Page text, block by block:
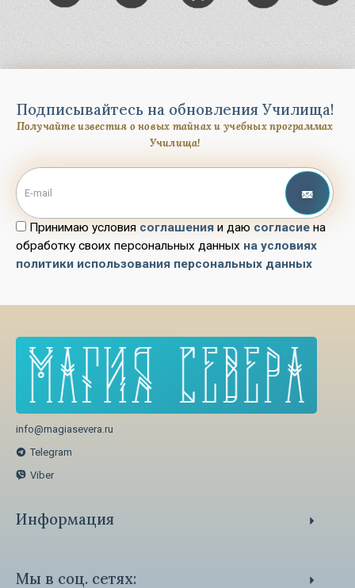
Подписывайтесь на обновления Училища!
Получайте известия о новых тайнах и учебных программах
Училища!
Принимаю условия соглашения и даю согласие на
обработку своих персональных данных на условиях
политики использования персональных данных
info@magiasevera.ru
Telegram
Viber
Информация
Политика обработки персональных данных
Мы в соц. сетях: